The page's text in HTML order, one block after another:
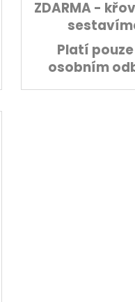
ZDARMA -
Platí
osobním